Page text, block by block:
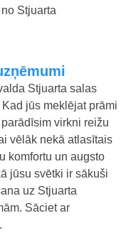
Stjuarta
Stjuarta salas
jūs meklējat prāmi
virkni reižu
vēlāk nekā atlasītais
komfortu un augsto
jūsu svētki ir sākuši
uz Stjuarta
Sāciet ar